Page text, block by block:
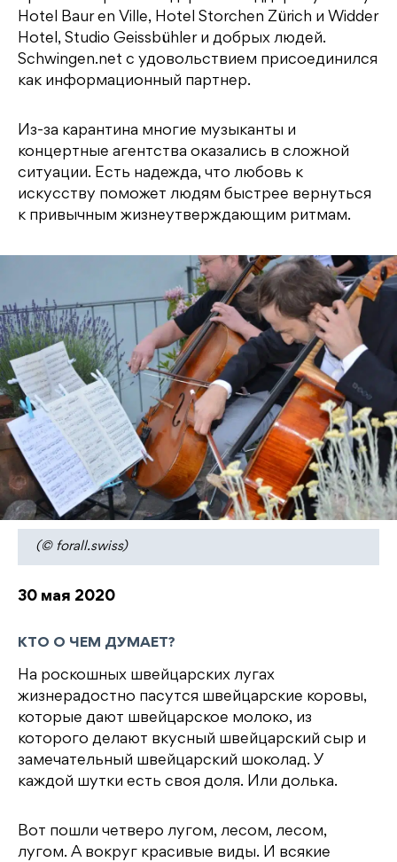
Hotel Baur en Ville, Hotel Storchen Zürich и Widder
Hotel, Studio Geissbühler и добрых людей.
Schwingen.net с удовольствием присоединился
как информационный партнер.
Из-за карантина многие музыканты и
концертные агентства оказались в сложной
ситуации. Есть надежда, что любовь к
искусству поможет людям быстрее вернуться
к привычным жизнеутверждающим ритмам.
(© forall.swiss)
30 мая 2020
КТО О ЧЕМ ДУМАЕТ?
На роскошных швейцарских лугах
жизнерадостно пасутся швейцарские коровы,
которые дают швейцарское молоко, из
которого делают вкусный швейцарский сыр и
замечательный швейцарский шоколад. У
каждой шутки есть своя доля. Или долька.
Вот пошли четверо лугом, лесом, лесом,
лугом. А вокруг красивые виды. И всякие